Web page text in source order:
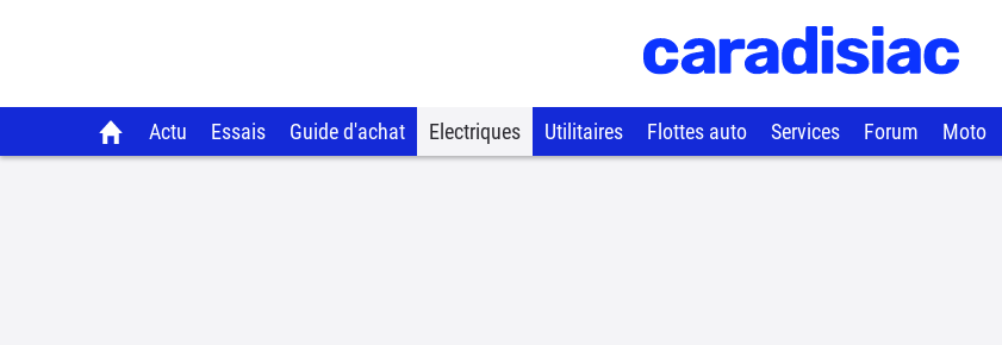
Actu Essais Guide d'achat Electriques Utilitaires Flottes auto Services Forum Moto